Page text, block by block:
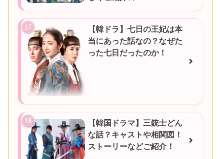
【韓ドラ】七日の王妃は本
当にあった話なの？なぜた
った七日だったのか！
【韓国ドラマ】三銃士どん
な話？キャストや相関図！
ストーリーなどご紹介！